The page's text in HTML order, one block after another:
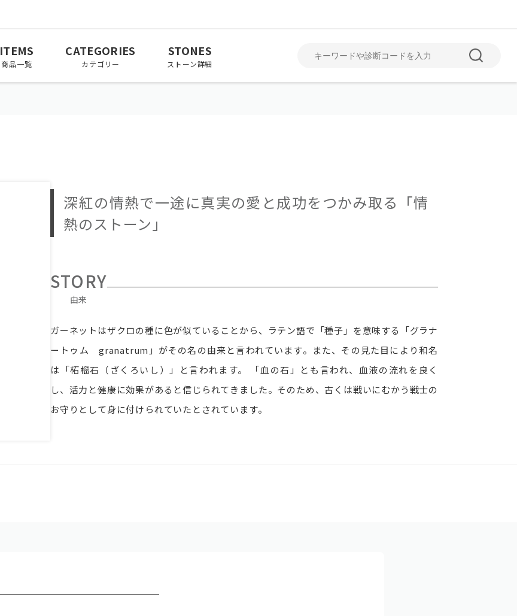
商品一覧
ITEMS
カテゴリー
CATEGORIES
November
12月
ストーン詳細
STONES
深紅の情熱で一途に真実の愛と成功をつかみ取る「情
熱のストーン」
STORY
由来
ガーネットはザクロの種に色が似ていることから、ラテン語で「種子」を意味する「グラナ
ートゥム granatrum」がその名の由来と言われています。また、その見た目により和名
は「柘榴石（ざくろいし）」と言われます。 「血の石」とも言われ、血液の流れを良く
し、活力と健康に効果があると信じられてきました。そのため、古くは戦いにむかう戦士の
お守りとして身に付けられていたとされています。